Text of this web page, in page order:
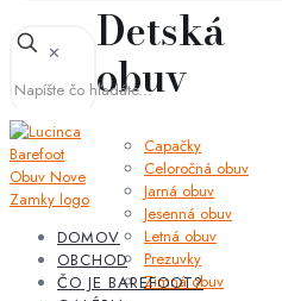
Detská
obuv
Capačky
Celoročná obuv
Jarná obuv
Jesenná obuv
Letná obuv
Prezuvky
Zimná obuv
✕
DOMOV
OBCHOD
ČO JE BAREFOOT?